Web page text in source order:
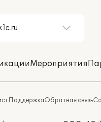
Мероприятия
ПоддержкаОбратная связь